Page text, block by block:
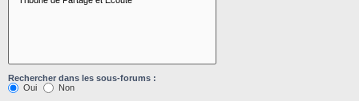
Rechercher dans les sous-forums :
Oui
Non